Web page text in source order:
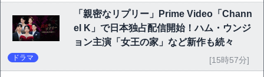
「親密なリプリー」Prime Video「Chann
el K」で日本独占配信開始！ハム・ウンジ
ョン主演「女王の家」など新作も続々
ドラマ [15時57分]